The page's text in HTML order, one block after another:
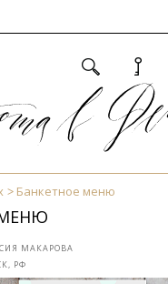
Банкетное меню
МАКАРОВА
РФ